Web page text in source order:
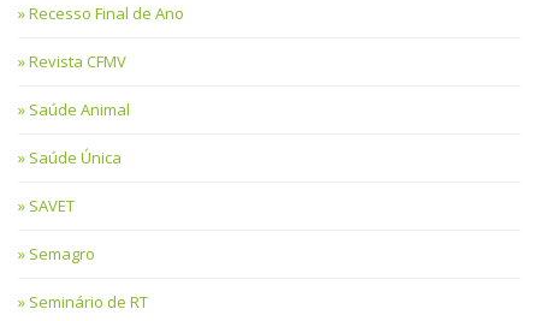
Recesso Final de Ano
Revista CFMV
Saúde Animal
Saúde Única
SAVET
Semagro
Seminário de RT